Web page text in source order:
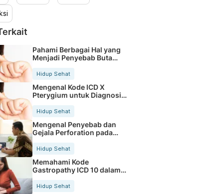
Pahami Berbagai Hal yang
Menjadi Penyebab Buta
Hidup Sehat
Mengenal Kode ICD X
Pterygium untuk Diagnosis
Hidup Sehat
Mengenal Penyebab dan
Gejala Perforation pada
Tubuh
Hidup Sehat
Memahami Kode
Gastropathy ICD 10 dalam
Rekam Medis Pasien
Hidup Sehat